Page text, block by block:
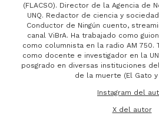
(FLACSO). Director de la Agencia de
UNQ. Redactor de ciencia y
Conductor de Ningún cuento,
canal ViBrA. Ha trabajado como
como columnista en la radio AM 750.
como docente e investigador en la
posgrado en diversas instituciones
de la muerte (El Gato y
Instagram del
X del autor